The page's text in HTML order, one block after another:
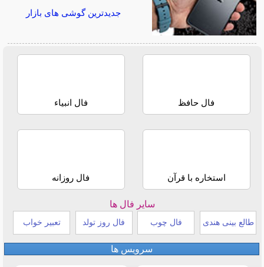
جدیدترین گوشی های بازار
فال حافظ فال انبیاء
استخاره با قرآن فال روزانه
سایر فال ها
طالع بینی هندی فال چوب فال روز تولد تعبیر خواب
سرویس ها